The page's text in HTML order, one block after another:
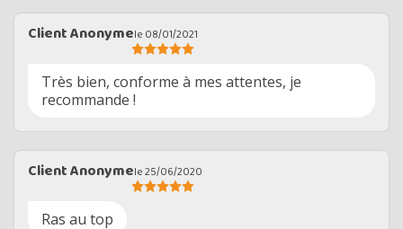
Client Anonymele 08/01/2021
Très bien, conforme à mes attentes, je
recommande !
Client Anonymele 25/06/2020
Ras au top